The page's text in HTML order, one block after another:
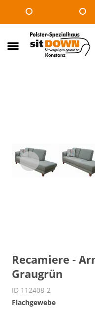
Recamiere -
Graugrün
ID 112408-2
Flachgewebe